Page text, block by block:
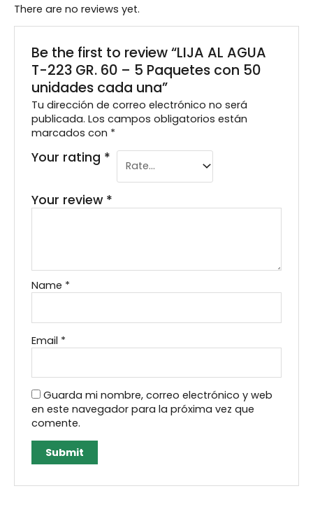
There are no reviews yet.
Be the first to review “LIJA AL AGUA
T-223 GR. 60 – 5 Paquetes con 50
unidades cada una”
Tu dirección de correo electrónico no será
publicada. Los campos obligatorios están
marcados con *
Your rating *
Your review *
Name *
Email *
Guarda mi nombre, correo electrónico y web
en este navegador para la próxima vez que
comente.